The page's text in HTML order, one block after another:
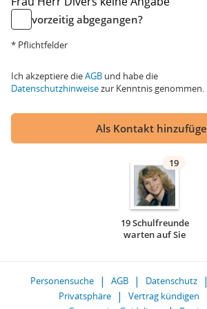
vorzeitig abgegangen?
* Pflichtfelder
Ich akzeptiere dieAGB und habe die
Datenschutzhinweisezur Kenntnis genommen.
Als Kontakt
19
19 Schulfreunde
warten auf Sie
Personensuche AGB Datenschutz
Privatsphäre
Vertrag kündigen